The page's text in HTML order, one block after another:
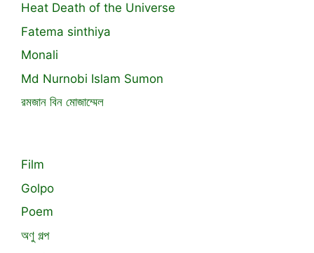
Heat Death of the Universe
Fatema sinthiya
Monali
Md Nurnobi Islam Sumon
রমজান বিন মোজাম্মেল
Film
Golpo
Poem
অণু গল্প